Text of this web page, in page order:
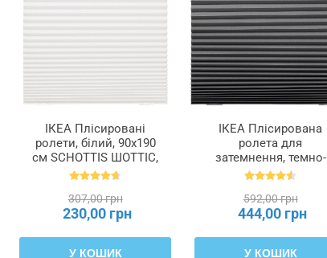
ІКЕА Плісировані
ролети, білий, 90x190
см SCHOTTIS ШОТТІС,
202.422.82
307,00 грн
230,00 грн
У КОШИК
ІКЕА Плісирована
ролета для
затемнення, темно-
сірий, 100x190 см
903.695.07
592,00 грн
444,00 грн
У КОШИК